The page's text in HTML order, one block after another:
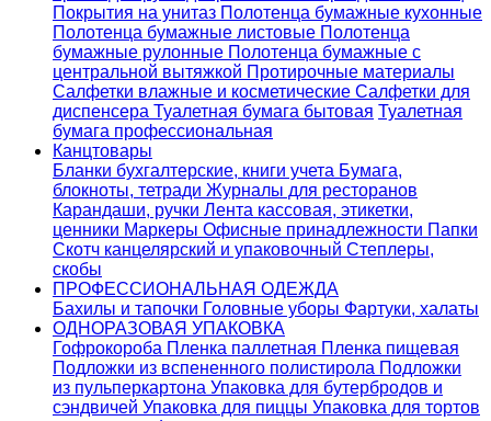
Покрытия на унитаз Полотенца бумажные кухонные
Полотенца бумажные листовые Полотенца
бумажные рулонные Полотенца бумажные с
центральной вытяжкой Протирочные материалы
Салфетки влажные и косметические Салфетки для
диспенсера Туалетная бумага бытовая Туалетная
бумага профессиональная
Канцтовары
Бланки бухгалтерские, книги учета Бумага,
блокноты, тетради Журналы для ресторанов
Карандаши, ручки Лента кассовая, этикетки,
ценники Маркеры Офисные принадлежности Папки
Скотч канцелярский и упаковочный Степлеры,
скобы
ПРОФЕССИОНАЛЬНАЯ ОДЕЖДА
Бахилы и тапочки Головные уборы Фартуки, халаты
ОДНОРАЗОВАЯ УПАКОВКА
Гофрокороба Пленка паллетная Пленка пищевая
Подложки из вспененного полистирола Подложки
из пульперкартона Упаковка для бутербродов и
сэндвичей Упаковка для пиццы Упаковка для тортов